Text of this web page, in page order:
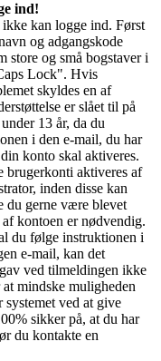
ind!
kan logge ind. Først
og adgangskode
store og små bogstaver i
Lock". Hvis
skyldes en af
er slået til på
13 år, da du
i den e-mail, du har
konto skal aktiveres.
brugerkonti aktiveres af
inden disse kan
du gerne være blevet
kontoen er nødvendig.
du følge instruktionen i
e-mail, kan det
ved tilmeldingen ikke
mindske muligheden
systemet ved at give
sikker på, at du har
du kontakte en